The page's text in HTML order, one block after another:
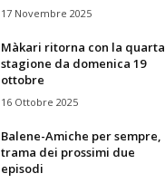
17 Novembre 2025
Màkari ritorna con la quarta
stagione da domenica 19
ottobre
16 Ottobre 2025
Balene-Amiche per sempre,
trama dei prossimi due
episodi